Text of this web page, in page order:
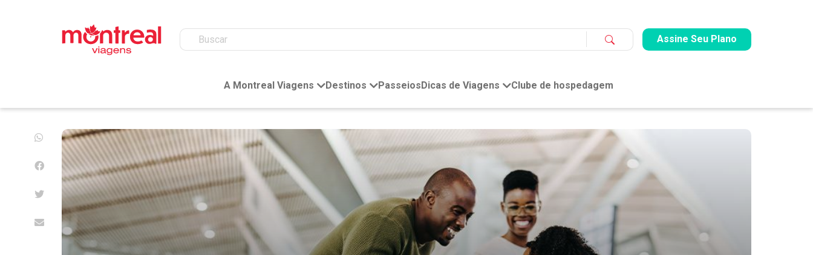
Assine Seu Plano
A Montreal Viagens Destinos Passeios Dicas de Viagens Clube de hospedagem